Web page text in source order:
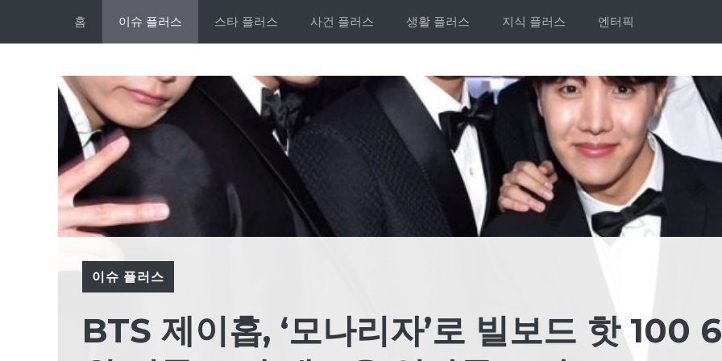
홈 이슈 플러스 스타 플러스 사건 플러스 생활 플러스 지식 플러스 엔터픽
이슈 플러스
BTS 제이홉, ‘모나리자’로 빌보드 핫 100